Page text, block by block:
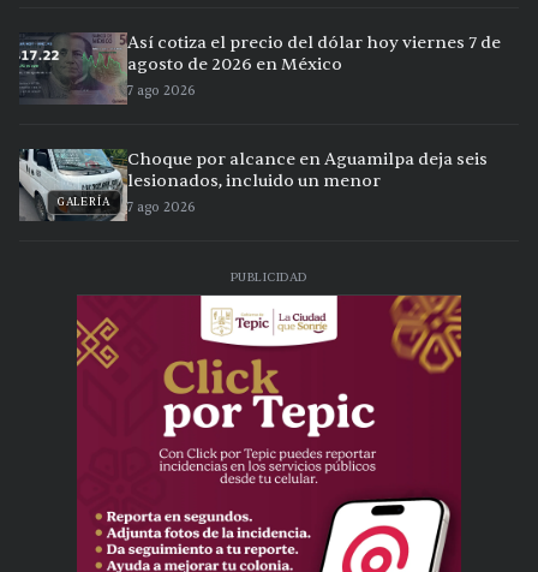
Así cotiza el precio del dólar hoy viernes 7 de
agosto de 2026 en México
7 ago 2026
GALERÍA
Choque por alcance en Aguamilpa deja seis
lesionados, incluido un menor
7 ago 2026
PUBLICIDAD